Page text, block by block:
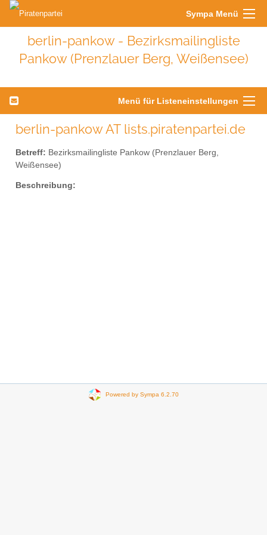
Sympa Menü
berlin-pankow - Bezirksmailingliste
Pankow (Prenzlauer Berg, Weißensee)
Menü für Listeneinstellungen
berlin-pankow AT lists.piratenpartei.de
Betreff: Bezirksmailingliste Pankow (Prenzlauer Berg,
Weißensee)
Beschreibung:
Powered by Sympa 6.2.70